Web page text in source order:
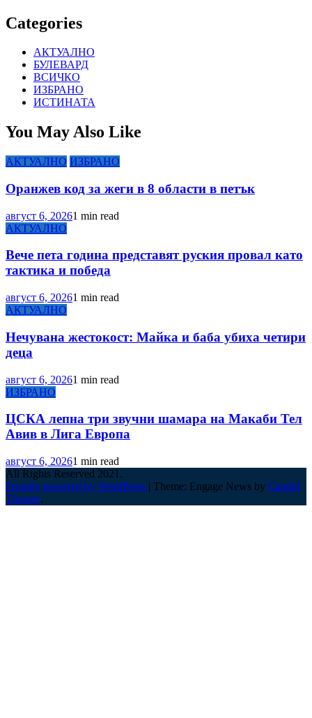
Categories
АКТУАЛНО
БУЛЕВАРД
ВСИЧКО
ИЗБРАНО
ИСТИНАТА
You May Also Like
АКТУАЛНО ИЗБРАНО
Оранжев код за жеги в 8 области в петък
август 6, 20261 min read
АКТУАЛНО
Вече пета година представят руския провал като
тактика и победа
август 6, 20261 min read
АКТУАЛНО
Нечувана жестокост: Майка и баба убиха четири
деца
август 6, 20261 min read
ИЗБРАНО
ЦСКА лепна три звучни шамара на Макаби Тел
Авив в Лига Европа
август 6, 20261 min read
All Rights Reserved 2021.
Proudly powered by WordPress | Theme: Engage News by Candid
Themes.